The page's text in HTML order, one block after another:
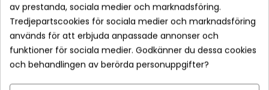
av prestanda, sociala medier och marknadsföring.
Tredjepartscookies för sociala medier och marknadsföring
används för att erbjuda anpassade annonser och
funktioner för sociala medier. Godkänner du dessa cookies
och behandlingen av berörda personuppgifter?